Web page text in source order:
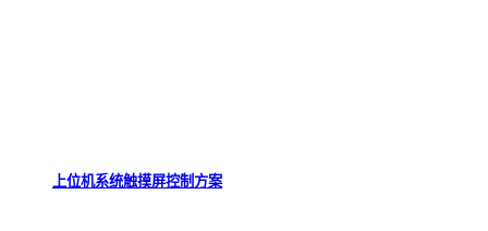
上位机系统触摸屏控制方案